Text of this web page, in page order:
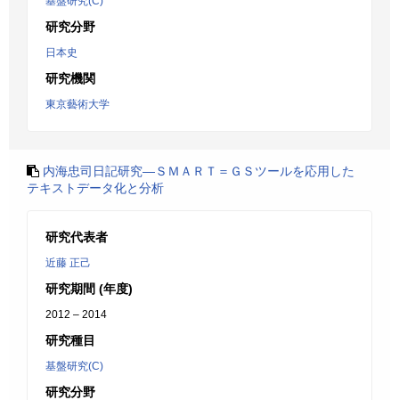
研究分野
日本史
研究機関
東京藝術大学
内海忠司日記研究―ＳＭＡＲＴ＝ＧＳツールを応用した
テキストデータ化と分析
研究代表者
近藤 正己
研究期間 (年度)
2012 – 2014
研究種目
基盤研究(C)
研究分野